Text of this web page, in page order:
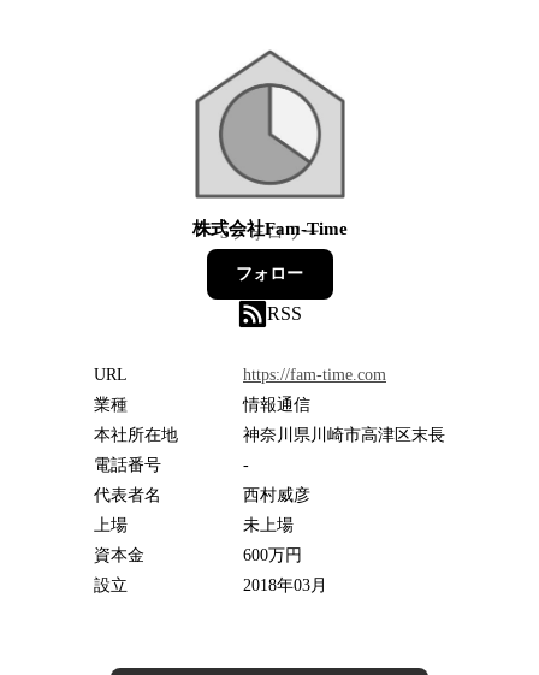
株式会社Fam-Time
5フォロワー
フォロー
RSS
URL
https://fam-time.com
業種
情報通信
本社所在地
神奈川県川崎市高津区末長
電話番号
-
代表者名
西村威彦
上場
未上場
資本金
600万円
設立
2018年03月